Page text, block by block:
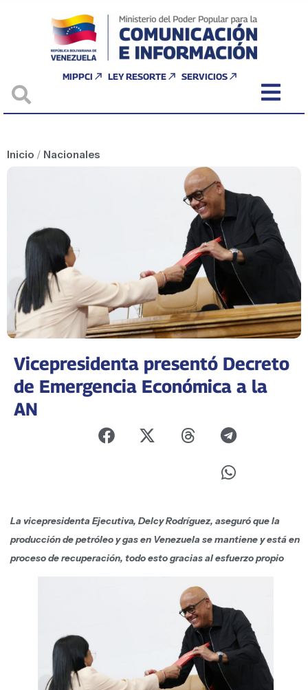
MIPPCI LEY RESORTE SERVICIOS
Inicio / Nacionales
Vicepresidenta presentó Decreto
de Emergencia Económica a la
AN
La vicepresidenta Ejecutiva, Delcy Rodríguez, aseguró que la
producción de petróleo y gas en Venezuela se mantiene y está en
proceso de recuperación, todo esto gracias al esfuerzo propio